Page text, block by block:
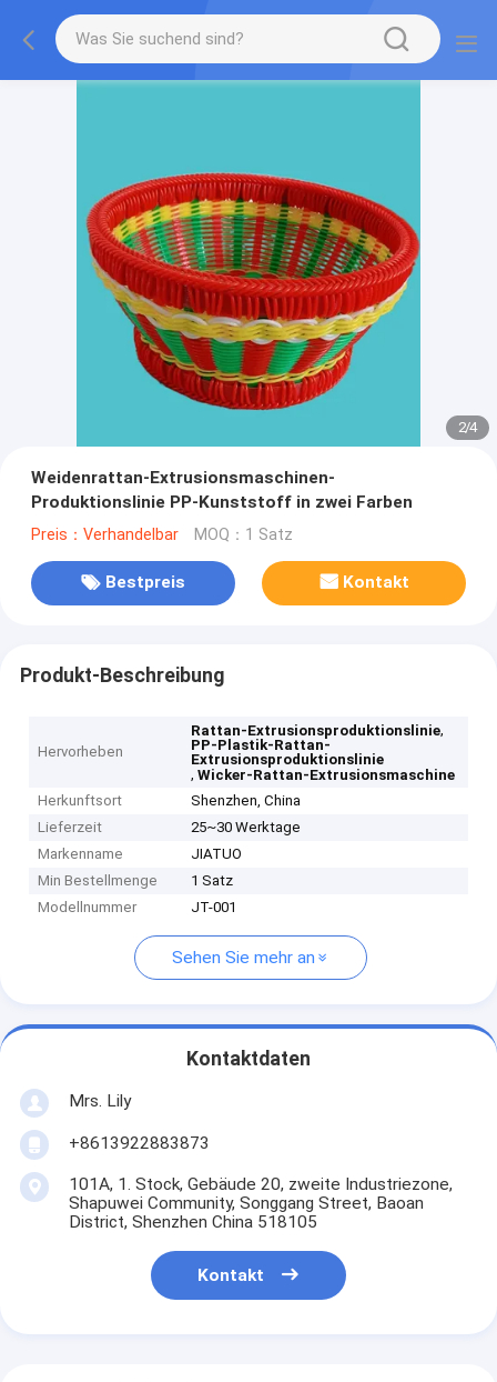
2/4
Weidenrattan-Extrusionsmaschinen-
Produktionslinie PP-Kunststoff in zwei Farben
Preis：Verhandelbar MOQ：1 Satz
Bestpreis Kontakt
Produkt-Beschreibung
Hervorheben
Rattan-Extrusionsproduktionslinie,
PP-Plastik-Rattan-
Extrusionsproduktionslinie
,Wicker-Rattan-Extrusionsmaschine
Herkunftsort
Shenzhen, China
Lieferzeit
25~30 Werktage
Markenname
JIATUO
Min Bestellmenge
1 Satz
Modellnummer
JT-001
Sehen Sie mehr an
Kontaktdaten
Mrs. Lily
+8613922883873
101A, 1. Stock, Gebäude 20, zweite Industriezone,
Shapuwei Community, Songgang Street, Baoan
District, Shenzhen China 518105
Kontakt